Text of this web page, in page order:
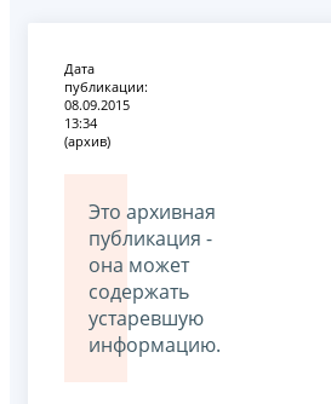
Дата
публикации:
08.09.2015
13:34
(архив)
Это архивная
публикация -
она может
содержать
устаревшую
информацию.